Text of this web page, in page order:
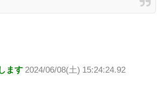
ます 2024/06/08(土) 15:24:24.92